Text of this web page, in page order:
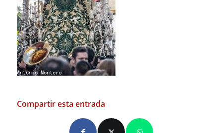
Compartir esta entrada